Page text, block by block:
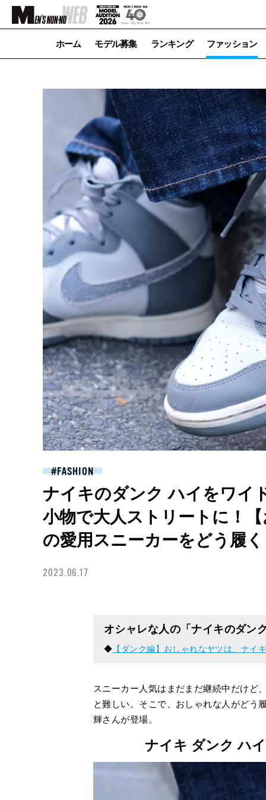
ホーム モデル募集 ランキング ファッション
FASHION
ナイキのダンク ハイをワイ
小物で大人ストリートに！
の愛用スニーカーをどう履
2023.06.17
オシャレな人の「ナイキのダン
◆ 【ダンク編】おしゃれなヤツは、ナイ
スニーカー人気はまだまだ継続中だけど
と難しい。そこで、おしゃれな人がどう
輝さんが登場。
ナイキ ダンク ハ